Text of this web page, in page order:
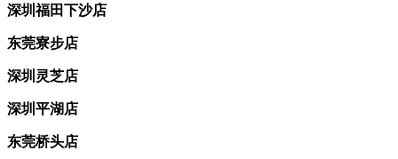
深圳福田下沙店
东莞寮步店
深圳灵芝店
深圳平湖店
东莞桥头店